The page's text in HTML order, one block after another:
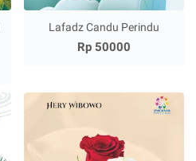
Lafadz Candu Perindu
Rp 50000